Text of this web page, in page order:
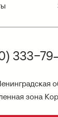
зона